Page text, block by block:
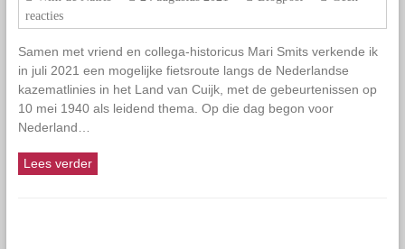
reacties
Samen met vriend en collega-historicus Mari Smits verkende ik
in juli 2021 een mogelijke fietsroute langs de Nederlandse
kazematlinies in het Land van Cuijk, met de gebeurtenissen op
10 mei 1940 als leidend thema. Op die dag begon voor
Nederland…
Lees verder